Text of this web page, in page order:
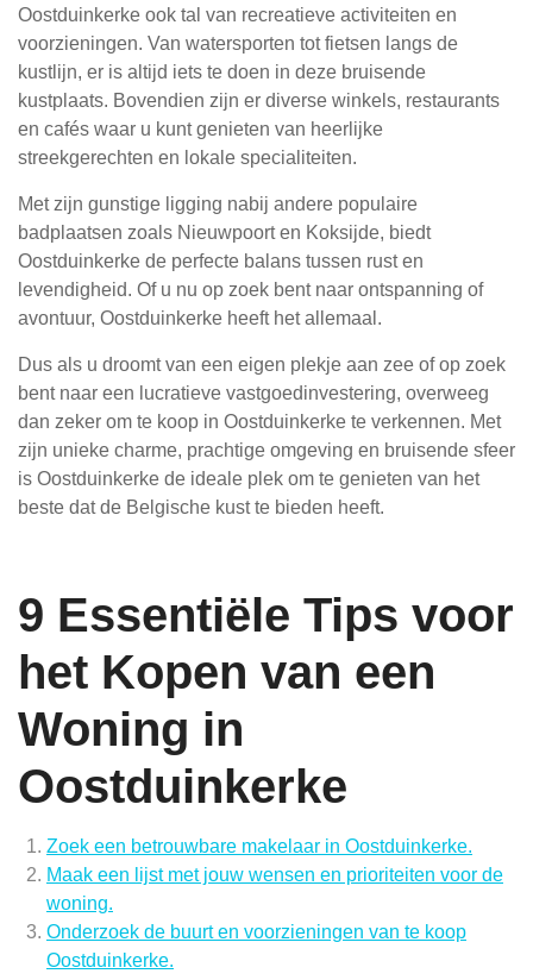
Oostduinkerke ook tal van recreatieve activiteiten en
voorzieningen. Van watersporten tot fietsen langs de
kustlijn, er is altijd iets te doen in deze bruisende
kustplaats. Bovendien zijn er diverse winkels, restaurants
en cafés waar u kunt genieten van heerlijke
streekgerechten en lokale specialiteiten.
Met zijn gunstige ligging nabij andere populaire
badplaatsen zoals Nieuwpoort en Koksijde, biedt
Oostduinkerke de perfecte balans tussen rust en
levendigheid. Of u nu op zoek bent naar ontspanning of
avontuur, Oostduinkerke heeft het allemaal.
Dus als u droomt van een eigen plekje aan zee of op zoek
bent naar een lucratieve vastgoedinvestering, overweeg
dan zeker om te koop in Oostduinkerke te verkennen. Met
zijn unieke charme, prachtige omgeving en bruisende sfeer
is Oostduinkerke de ideale plek om te genieten van het
beste dat de Belgische kust te bieden heeft.
9 Essentiële Tips voor
het Kopen van een
Woning in
Oostduinkerke
Zoek een betrouwbare makelaar in Oostduinkerke.
Maak een lijst met jouw wensen en prioriteiten voor de
woning.
Onderzoek de buurt en voorzieningen van te koop
Oostduinkerke.